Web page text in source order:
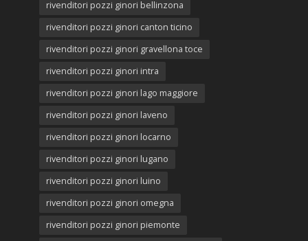
rivenditori pozzi ginori bellinzona
rivenditori pozzi ginori canton ticino
rivenditori pozzi ginori gravellona toce
rivenditori pozzi ginori intra
rivenditori pozzi ginori lago maggiore
rivenditori pozzi ginori laveno
rivenditori pozzi ginori locarno
rivenditori pozzi ginori lugano
rivenditori pozzi ginori luino
rivenditori pozzi ginori omegna
rivenditori pozzi ginori piemonte